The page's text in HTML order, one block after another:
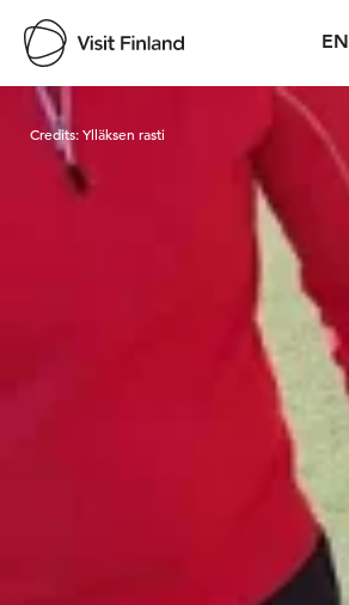
EN
Visit Finland
Credits:Ylläksen rasti